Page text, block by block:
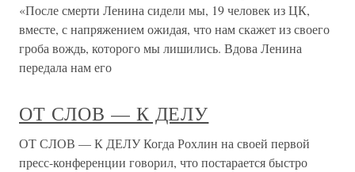
«После смерти Ленина сидели мы, 19 человек из ЦК,
вместе, с напряжением ожидая, что нам скажет из своего
гроба вождь, которого мы лишились. Вдова Ленина
передала нам его
ОТ СЛОВ — К ДЕЛУ
ОТ СЛОВ — К ДЕЛУ Когда Рохлин на своей первой
пресс-конференции говорил, что постарается быстро